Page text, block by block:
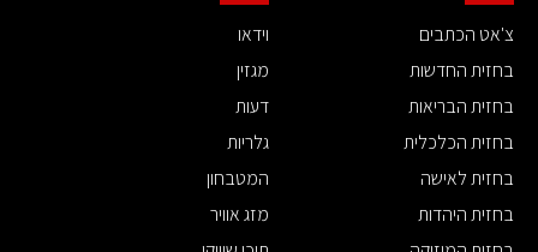
צ'אט הכתבים
בחזית החדשות
בחזית הבריאות
בחזית הכלכלית
בחזית לאישה
בחזית היהדות
וידאו
מגזין
דעות
גלריות
המטבחון
מזג אוויר